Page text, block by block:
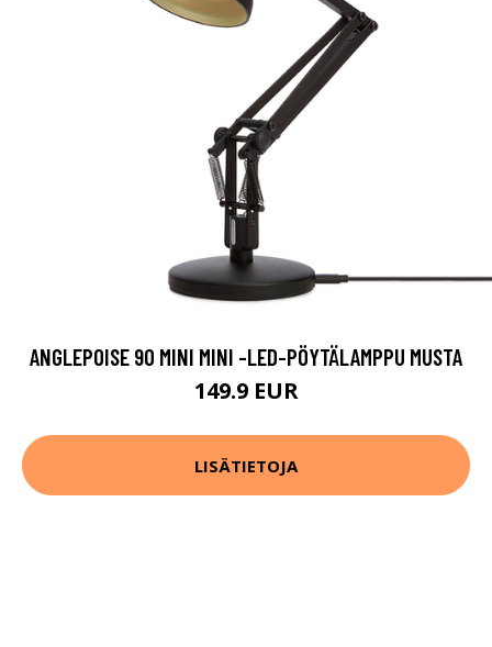
ANGLEPOISE 90 MINI MINI -LED-PÖYTÄLAMPPU MUSTA
149.9 EUR
LISÄTIETOJA